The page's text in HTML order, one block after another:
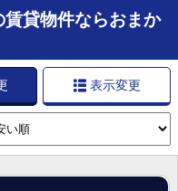
貸物件ならおまか
表示変更